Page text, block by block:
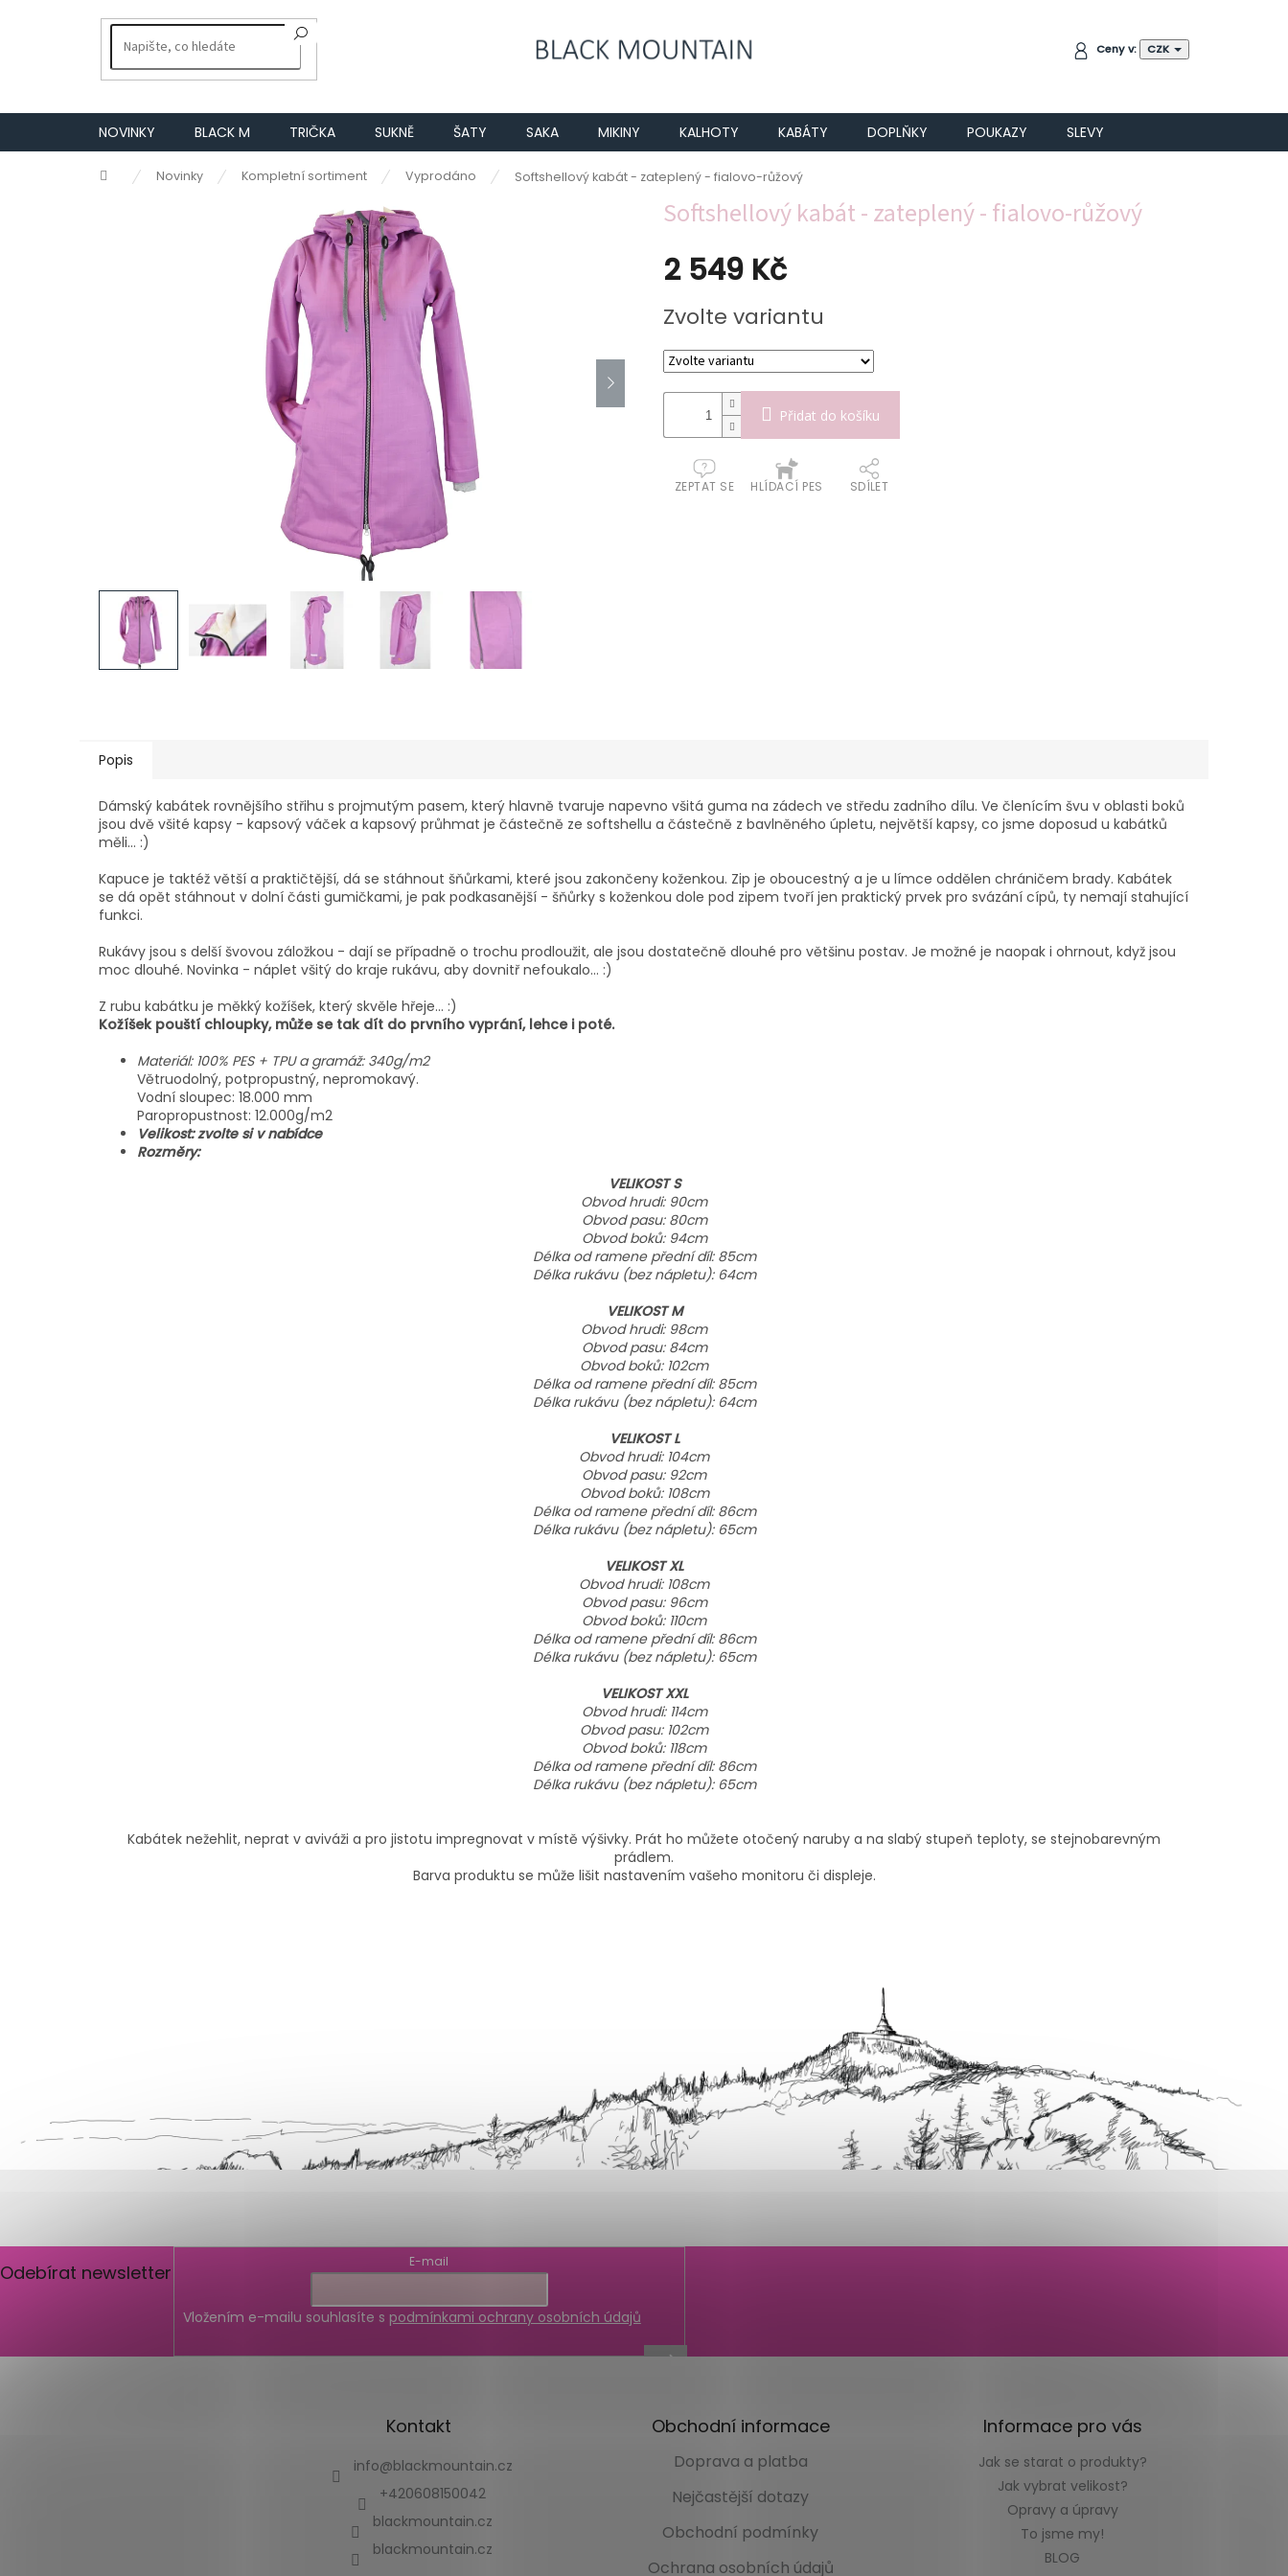
NÁKUPNÍCeny v: CZK
NOVINKY BLACK M TRIČKA SUKNĚ ŠATY SAKA MIKINY KALHOTY KABÁTY DOPLŇKY POUKAZY SLEVY
Domů Novinky Kompletní sortiment Vyprodáno Softshellový kabát - zateplený - fialovo-růžový
Softshellový kabát - zateplený - fialovo-růžový
2 549 Kč
cena:
Zvolte variantu
Přidat do košíku
ZEPTAT SE HLÍDACÍ PES SDÍLET
Popis
Dámský kabátek rovnějšího střihu s projmutým pasem, který hlavně tvaruje napevno všitá guma na zádech ve středu zadního dílu. Ve členícím švu v oblasti boků
jsou dvě všité kapsy - kapsový váček a kapsový průhmat je částečně ze softshellu a částečně z bavlněného úpletu, největší kapsy, co jsme doposud u kabátků
měli... :)
Kapuce je taktéž větší a praktičtější, dá se stáhnout šňůrkami, které jsou zakončeny koženkou. Zip je oboucestný a je u límce oddělen chráničem brady. Kabátek
se dá opět stáhnout v dolní části gumičkami, je pak podkasanější - šňůrky s koženkou dole pod zipem tvoří jen praktický prvek pro svázání cípů, ty nemají stahující
funkci.
Rukávy jsou s delší švovou záložkou - dají se případně o trochu prodloužit, ale jsou dostatečně dlouhé pro většinu postav. Je možné je naopak i ohrnout, když jsou
moc dlouhé. Novinka - náplet všitý do kraje rukávu, aby dovnitř nefoukalo... :)
Z rubu kabátku je měkký kožíšek, který skvěle hřeje... :)
Kožíšek pouští chloupky, může se tak dít do prvního vyprání, lehce i poté.
Materiál: 100% PES + TPU a gramáž: 340g/m2
Větruodolný, potpropustný, nepromokavý.
Vodní sloupec: 18.000 mm
Paropropustnost: 12.000g/m2
Velikost: zvolte si v nabídce
Rozměry:
VELIKOST S
Obvod hrudi: 90cm
Obvod pasu: 80cm
Obvod boků: 94cm
Délka od ramene přední díl: 85cm
Délka rukávu (bez nápletu): 64cm
VELIKOST M
Obvod hrudi: 98cm
Obvod pasu: 84cm
Obvod boků: 102cm
Délka od ramene přední díl: 85cm
Délka rukávu (bez nápletu): 64cm
VELIKOST L
Obvod hrudi: 104cm
Obvod pasu: 92cm
Obvod boků: 108cm
Délka od ramene přední díl: 86cm
Délka rukávu (bez nápletu): 65cm
VELIKOST XL
Obvod hrudi: 108cm
Obvod pasu: 96cm
Obvod boků: 110cm
Délka od ramene přední díl: 86cm
Délka rukávu (bez nápletu): 65cm
VELIKOST XXL
Obvod hrudi: 114cm
Obvod pasu: 102cm
Obvod boků: 118cm
Délka od ramene přední díl: 86cm
Délka rukávu (bez nápletu): 65cm
Kabátek nežehlit, neprat v aviváži a pro jistotu impregnovat v místě výšivky. Prát ho můžete otočený naruby a na slabý stupeň teploty, se stejnobarevným
prádlem.
Barva produktu se může lišit nastavením vašeho monitoru či displeje.
Odebírat newsletter E-mail
Vložením e-mailu souhlasíte s podmínkami ochrany osobních údajů
Kontakt
info@blackmountain.cz
+420608150042
blackmountain.cz
blackmountain.cz
Obchodní informace
Doprava a platba
Nejčastější dotazy
Obchodní podmínky
Ochrana osobních údajů
Informace pro vás
Jak se starat o produkty?
Jak vybrat velikost?
Opravy a úpravy
To jsme my!
BLOG